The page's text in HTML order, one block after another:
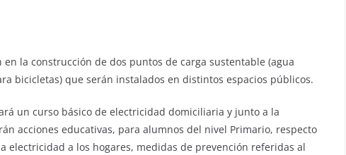
la construcción de dos puntos de carga sustentable (agua
bicicletas) que serán instalados en distintos espacios públicos.
un curso básico de electricidad domiciliaria y junto a la
acciones educativas, para alumnos del nivel Primario, respecto
electricidad a los hogares, medidas de prevención referidas al